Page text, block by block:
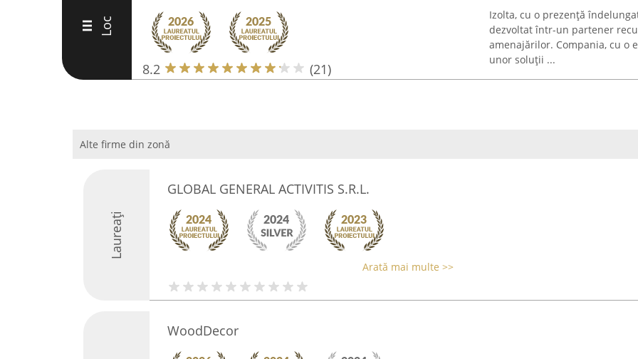
III Loc
8.2 (21)
Izolta, cu o prezență
dezvoltat într-un partener
amenajărilor. Compania, cu o
unor soluții ...
Alte firme din zonă
Laureați
GLOBAL GENERAL ACTIVITIS S.R.L.
Arată mai multe >>
WoodDecor